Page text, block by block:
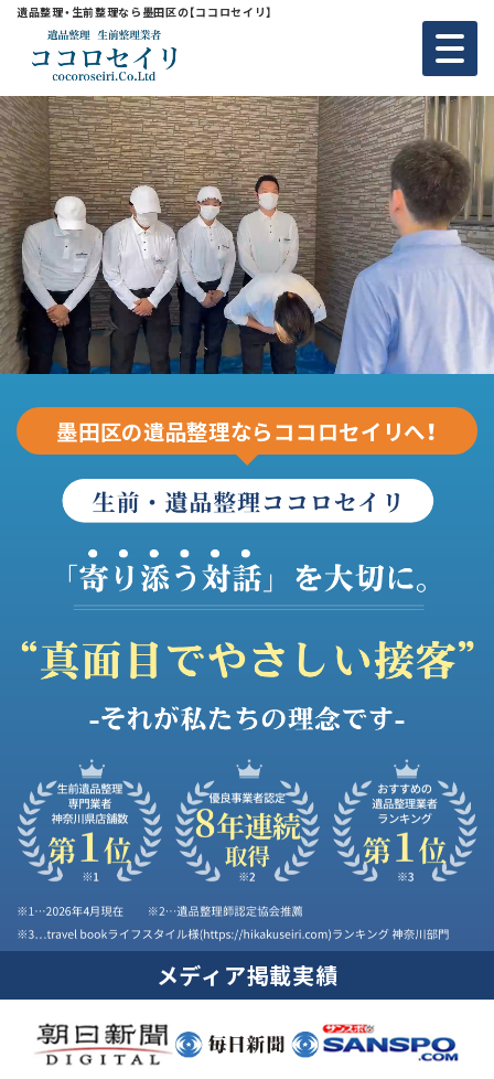
遺品整理・生前整理なら墨田区の【ココロセイリ】
墨田区の遺品整理ならココロセイリへ！
メディア掲載実績